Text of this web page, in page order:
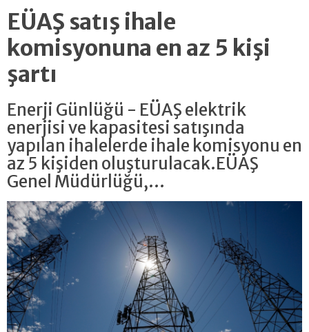
EÜAŞ satış ihale
komisyonuna en az 5 kişi
şartı
Enerji Günlüğü - EÜAŞ elektrik
enerjisi ve kapasitesi satışında
yapılan ihalelerde ihale komisyonu en
az 5 kişiden oluşturulacak.EÜAŞ
Genel Müdürlüğü,...